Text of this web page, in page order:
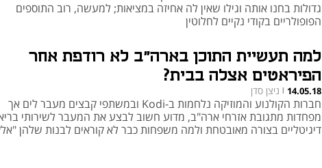
גדולות בחנו אותה וגילו שאין לה אחיזה במציאות; למעשה, רוב התוספים
הפופולריים בקודי נקיים לחלוטין
למה תעשיית התוכן בארה"ב לא רודפת אחר
הפיראטים אצלה בבית?
14.05.18
| ניצן סדן
חברות הקולנוע והמוזיקה נלחמות ב-Kodi ובמשתפי קבצים מעבר לים אך
מפחדות מתגובת אזרחי ארה"ב, מדוע חשוב לבצע את המעבר לשירותי
דיגיטליים בצורה מאובטחת ולמה משפחות כבר לא קוראים לבנות שלהן